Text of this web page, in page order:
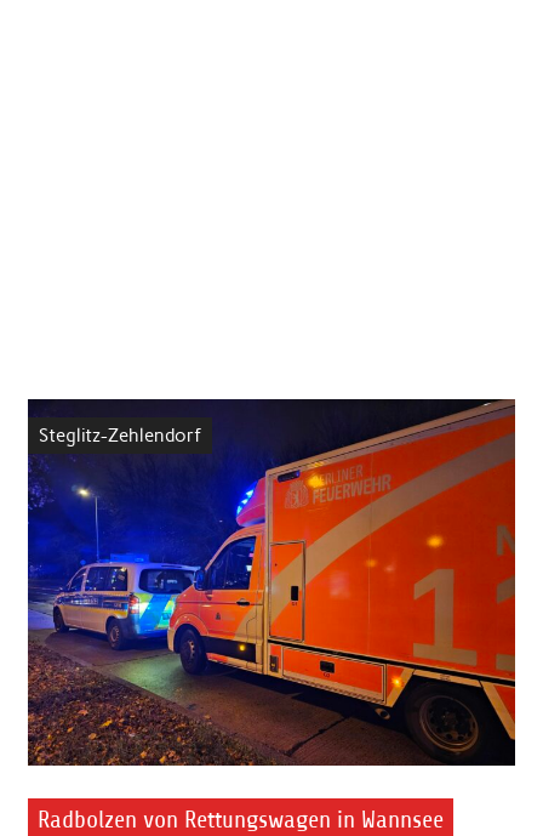
Steglitz-Zehlendorf
Radbolzen von Rettungswagen in Wannsee